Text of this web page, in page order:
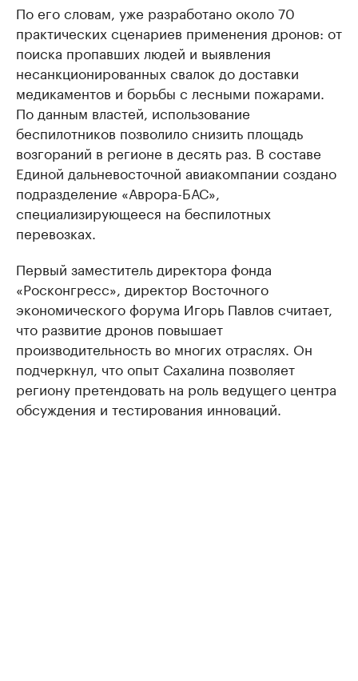
По его словам, уже разработано около 70
практических сценариев применения дронов: от
поиска пропавших людей и выявления
несанкционированных свалок до доставки
медикаментов и борьбы с лесными пожарами.
По данным властей, использование
беспилотников позволило снизить площадь
возгораний в регионе в десять раз. В составе
Единой дальневосточной авиакомпании создано
подразделение «Аврора-БАС»,
специализирующееся на беспилотных
перевозках.
Первый заместитель директора фонда
«Росконгресс», директор Восточного
экономического форума Игорь Павлов считает,
что развитие дронов повышает
производительность во многих отраслях. Он
подчеркнул, что опыт Сахалина позволяет
региону претендовать на роль ведущего центра
обсуждения и тестирования инноваций.